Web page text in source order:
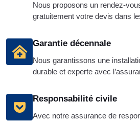
Nous proposons un rendez-
gratuitement votre devis dans
Garantie décennale
Nous garantissons une
durable et experte avec
Responsabilité civile
Avec notre assurance de